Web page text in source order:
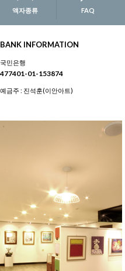
액자종류 FAQ
BANK INFORMATION
국민은행
477401-01-153874
예금주 : 진석훈(이안아트)